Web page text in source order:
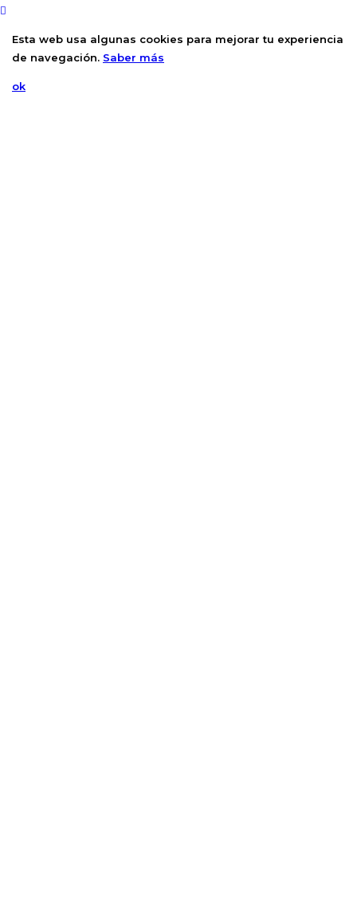
Esta web usa algunas cookies para mejorar tu experiencia
de navegación. Saber más
ok